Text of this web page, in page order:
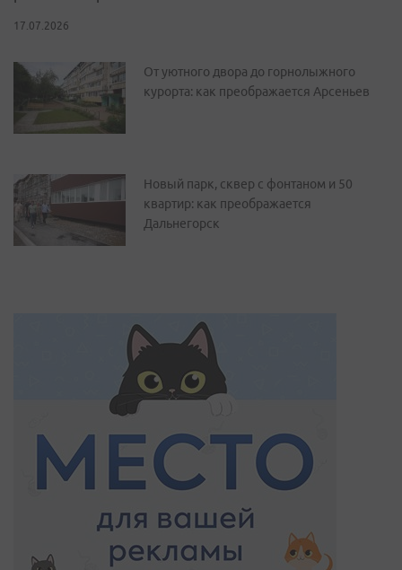
17.07.2026
От уютного двора до горнолыжного
курорта: как преображается Арсеньев
Новый парк, сквер с фонтаном и 50
квартир: как преображается
Дальнегорск